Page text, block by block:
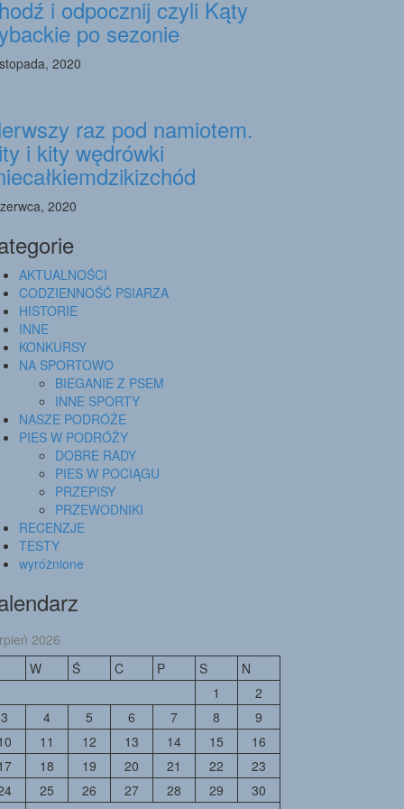
i odpocznij czyli Kąty
po sezonie
2020
raz pod namiotem.
i kity wędrówki
2020
AKTUALNOŚCI
CODZIENNOŚĆ PSIARZA
HISTORIE
INNE
KONKURSY
NA SPORTOWO
BIEGANIE Z PSEM
INNE SPORTY
NASZE PODRÓŻE
PIES W PODRÓŻY
DOBRE RADY
PIES W POCIĄGU
PRZEPISY
PRZEWODNIKI
RECENZJE
TESTY
wyróżnione
2026
W Ś C P S
N
1
2
3
4 5 6 7 8
9
11 12 13 14 15
16
18 19 20 21 22
23
25 26 27 28 29
30